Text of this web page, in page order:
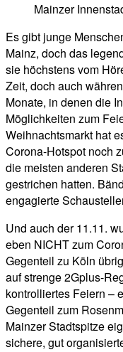
Mainzer
Es gibt junge
Mainz, doch das
sie höchstens vom
Zeit, doch auch
Monate, in denen die
Möglichkeiten zum
Weihnachtsmarkt hat
Corona-Hotspot noch
die meisten anderen
gestrichen hatten.
engagierte
Und auch der 11.11.
eben NICHT zum
Gegenteil zu Köln
auf strenge 2Gplus-
kontrolliertes Feiern –
Gegenteil zum
Mainzer Stadtspitze
sichere, gut